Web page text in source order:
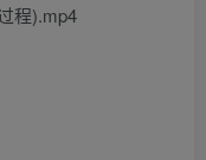
程).mp4